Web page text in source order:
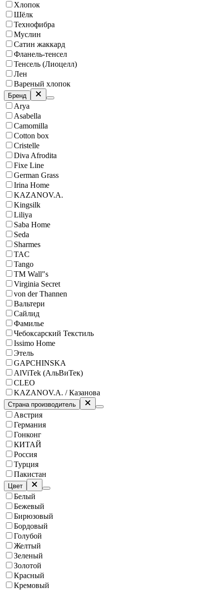
Хлопок
Шёлк
Технофибра
Муслин
Сатин жаккард
Фланель-тенсел
Тенсель (Лиоцелл)
Лен
Вареный хлопок
Бренд
Arya
Asabella
Camomilla
Cotton box
Cristelle
Diva Afrodita
Fixe Line
German Grass
Irina Home
KAZANOV.A.
Kingsilk
Liliya
Saba Home
Seda
Sharmes
TAC
Tango
ТМ Wall"s
Virginia Secret
von der Thannen
Вальтери
Сайлид
Фамилье
Чебоксарский Текстиль
Issimo Home
Этель
GAPCHINSKA
AlViTek (АльВиТек)
CLEO
KAZANOV.A. / Казанова
Страна производитель
Австрия
Германия
Гонконг
КИТАЙ
Россия
Турция
Пакистан
Цвет
Белый
Бежевый
Бирюзовый
Бордовый
Голубой
Желтый
Зеленый
Золотой
Красный
Кремовый